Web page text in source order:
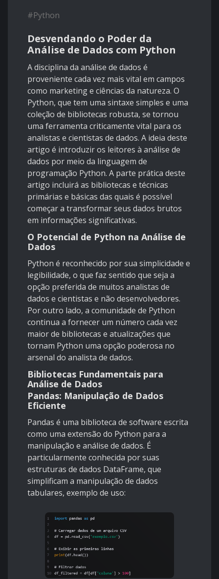
#Python
Desvendando o Poder da
Análise de Dados com Python
A disciplina da análise de dados é
proveniente cada vez mais vital em campos
como marketing e ciências da natureza. O
Python, que tem uma sintaxe simples e uma
coleção de bibliotecas robusta, se tornou
uma ferramenta criticamente vital para os
analistas e cientistas de dados. A ideia deste
artigo é introduzir os leitores à análise de
dados por meio da linguagem de
programação Python. A parte prática deste
artigo incluirá as bibliotecas e técnicas
primárias e básicas das quais é possível
começar a transformar seus dados brutos
em informações significativas.
O Potencial de Python na Análise de
Dados
Python é reconhecido por sua simplicidade e
legibilidade, o que faz sentido que seja a
opção preferida de muitos analistas de
dados e cientistas e não desenvolvedores.
Por outro lado, a comunidade de Python
continua a fornecer um número cada vez
maior de bibliotecas e atualizações que
tornam Python uma opção poderosa no
arsenal do analista de dados.
Bibliotecas Fundamentais para
Análise de Dados
Pandas: Manipulação de Dados
Eficiente
Pandas é uma biblioteca de software escrita
como uma extensão do Python para a
manipulação e análise de dados. É
particularmente conhecida por suas
estruturas de dados DataFrame, que
simplificam a manipulação de dados
tabulares, exemplo de uso: